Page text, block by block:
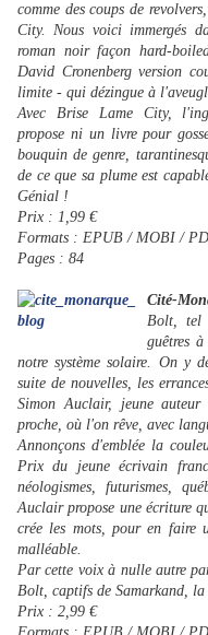
comme des coups de
City. Nous voici immergés
roman noir façon hard-
David Cronenberg version
limite - qui dézingue à
Avec Brise Lame City,
propose ni un livre pour
bouquin de genre,
de ce que sa plume est
Génial !
Prix : 1,99 €
Formats : EPUB / MOBI /
Pages : 84
Cité-
Bolt, tel
guêtres
notre système solaire. On y
suite de nouvelles, les
Simon Auclair, jeune
proche, où l'on rêve, avec
Annonçons d'emblée la
Prix du jeune écrivain
néologismes, futurismes,
Auclair propose une écriture
crée les mots, pour en faire
malléable.
Par cette voix à nulle autre
Bolt, captifs de Samarkand,
Prix : 2,99 €